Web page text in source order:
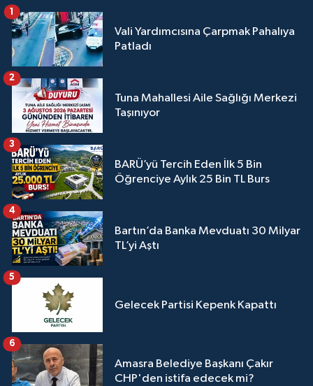
Vali Yardımcısına Çarpmak Pahalıya
Patladı
1
Tuna Mahallesi Aile Sağlığı Merkezi
Taşınıyor
2
BARÜ’yü Tercih Eden İlk 5 Bin
Öğrenciye Aylık 25 Bin TL Burs
3
Bartın’da Banka Mevduatı 30 Milyar
TL’yi Aştı
4
Gelecek Partisi Kepenk Kapattı
5
Amasra Belediye Başkanı Çakır
CHP'den istifa edecek mi?
6